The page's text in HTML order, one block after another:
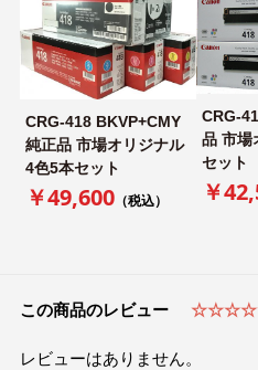
CRG-418 BKVP+CMY
純正品 市場オリジナル
4色5本セット
￥49,600（税込）
CRG-
品 市場
セット
￥
この商品のレビュー
レビューはありません。